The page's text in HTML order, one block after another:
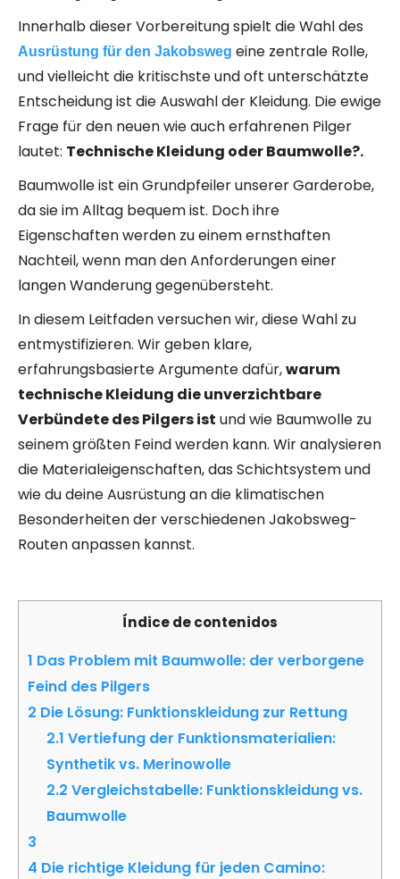
Innerhalb dieser Vorbereitung spielt die Wahl des
Ausrüstung für den Jakobsweg eine zentrale Rolle,
und vielleicht die kritischste und oft unterschätzte
Entscheidung ist die Auswahl der Kleidung. Die ewige
Frage für den neuen wie auch erfahrenen Pilger
lautet: Technische Kleidung oder Baumwolle?.
Baumwolle ist ein Grundpfeiler unserer Garderobe,
da sie im Alltag bequem ist. Doch ihre
Eigenschaften werden zu einem ernsthaften
Nachteil, wenn man den Anforderungen einer
langen Wanderung gegenübersteht.
In diesem Leitfaden versuchen wir, diese Wahl zu
entmystifizieren. Wir geben klare,
erfahrungsbasierte Argumente dafür,warum
technische Kleidung die unverzichtbare
Verbündete des Pilgers ist und wie Baumwolle zu
seinem größten Feind werden kann. Wir analysieren
die Materialeigenschaften, das Schichtsystem und
wie du deine Ausrüstung an die klimatischen
Besonderheiten der verschiedenen Jakobsweg-
Routen anpassen kannst.
Índice de contenidos
1 Das Problem mit Baumwolle: der verborgene
Feind des Pilgers
2 Die Lösung: Funktionskleidung zur Rettung
2.1 Vertiefung der Funktionsmaterialien:
Synthetik vs. Merinowolle
2.2 Vergleichstabelle: Funktionskleidung vs.
Baumwolle
3
4 Die richtige Kleidung für jeden Camino: